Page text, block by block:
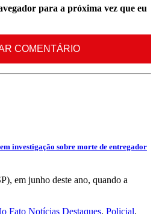
para a próxima vez que eu
investigação sobre morte de entregador
em junho deste ano, quando a
Fato Notícias Destaques, Policial,